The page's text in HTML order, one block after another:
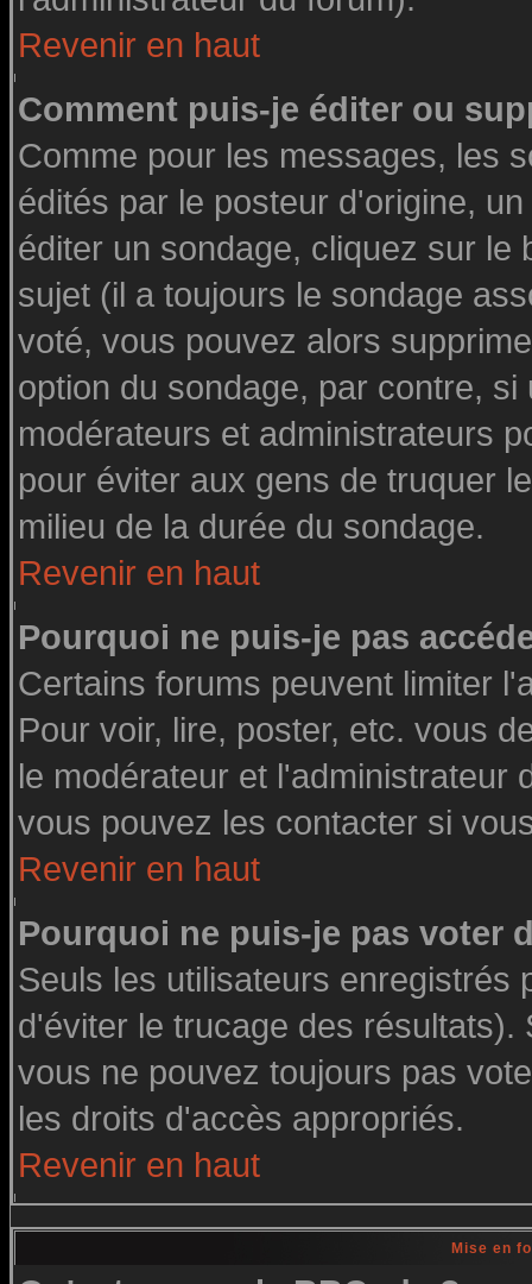
Revenir en haut
Comment puis-je éditer ou
Comme pour les messages, les
édités par le posteur d'origine,
éditer un sondage, cliquez sur le
sujet (il a toujours le sondage
voté, vous pouvez alors
option du sondage, par contre,
modérateurs et administrateurs
pour éviter aux gens de truquer
milieu de la durée du sondage.
Revenir en haut
Pourquoi ne puis-je pas
Certains forums peuvent limiter
Pour voir, lire, poster, etc. vous
le modérateur et l'administrateur
vous pouvez les contacter si
Revenir en haut
Pourquoi ne puis-je pas voter
Seuls les utilisateurs enregistrés
d'éviter le trucage des
vous ne pouvez toujours pas
les droits d'accès appropriés.
Revenir en haut
Mise en